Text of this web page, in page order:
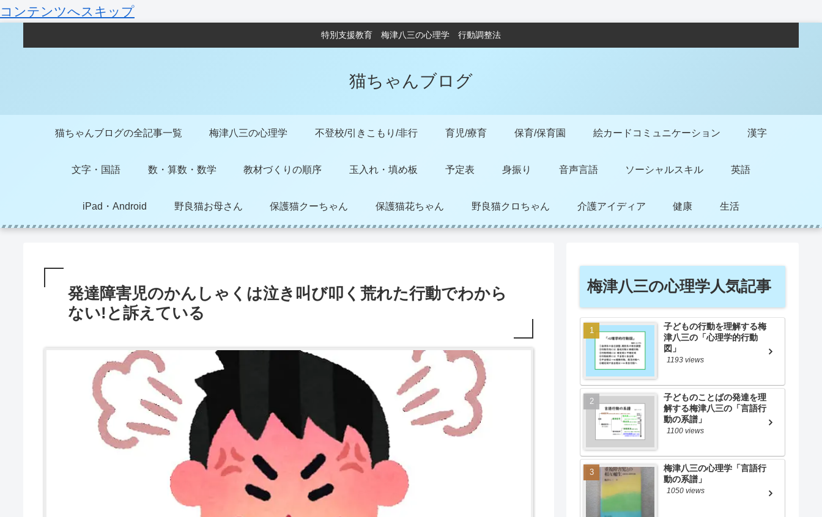
コンテンツへスキップ
特別支援教育 梅津八三の心理学 行動調整法
猫ちゃんブログ
猫ちゃんブログの全記事一覧 梅津八三の心理学 不登校/引きこもり/非行 育児/療育 保育/保育園 絵カードコミュニケーション 漢字
文字・国語 数・算数・数学 教材づくりの順序 玉入れ・填め板 予定表 身振り 音声言語 ソーシャルスキル 英語
iPad・Android 野良猫お母さん 保護猫クーちゃん 保護猫花ちゃん 野良猫クロちゃん 介護アイディア 健康 生活
発達障害児のかんしゃくは泣き叫び叩く荒れた行動でわから
ない!と訴えている
梅津八三の心理学人気記事
子どもの行動を理解する梅
津八三の「心理学的行動
図」
1193 views
子どものことばの発達を理
解する梅津八三の「言語行
動の系譜」
1100 views
梅津八三の心理学「言語行
動の系譜」
1050 views